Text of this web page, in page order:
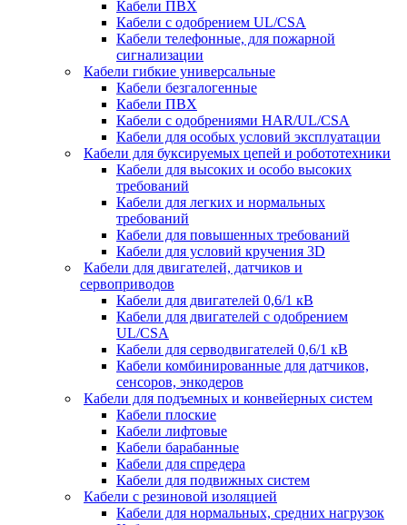
Кабели ПВХ
Кабели с одобрением UL/CSA
Кабели телефонные, для пожарной
сигнализации
Кабели гибкие универсальные
Кабели безгалогенные
Кабели ПВХ
Кабели с одобрениями HAR/UL/CSA
Кабели для особых условий эксплуатации
Кабели для буксируемых цепей и робототехники
Кабели для высоких и особо высоких
требований
Кабели для легких и нормальных
требований
Кабели для повышенных требований
Кабели для условий кручения 3D
Кабели для двигателей, датчиков и
сервоприводов
Кабели для двигателей 0,6/1 кВ
Кабели для двигателей с одобрением
UL/CSA
Кабели для серводвигателей 0,6/1 кВ
Кабели комбинированные для датчиков,
cенсоров, энкодеров
Кабели для подъемных и конвейерных систем
Кабели плоские
Кабели лифтовые
Кабели барабанные
Кабели для спредера
Кабели для подвижных систем
Кабели с резиновой изоляцией
Кабели для нормальных, средних нагрузок